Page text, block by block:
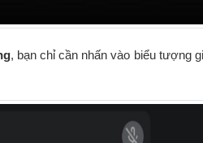
, bạn chỉ cần nhấn vào biểu tượng